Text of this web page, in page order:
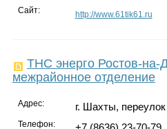
Сайт: http://www.61tik61.ru
ТНС энерго Ростов-на-
межрайонное отделение
Адрес: г. Шахты,
Телефон: